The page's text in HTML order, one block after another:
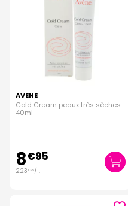
AVENE
Cold Cream peaux très sèches
40ml
8€95
223€75/l.